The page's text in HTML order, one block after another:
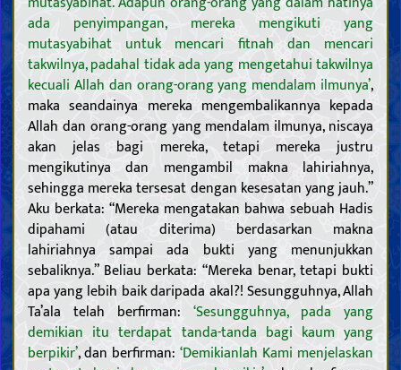
ada penyimpangan, mereka mengikuti yang
mutasyabihat untuk mencari fitnah dan mencari
takwilnya, padahal tidak ada yang mengetahui takwilnya
kecuali Allah dan orang-orang yang mendalam ilmunya’,
maka seandainya mereka mengembalikannya kepada
Allah dan orang-orang yang mendalam ilmunya, niscaya
akan jelas bagi mereka, tetapi mereka justru
mengikutinya dan mengambil makna lahiriahnya,
sehingga mereka tersesat dengan kesesatan yang jauh.”
Aku berkata: “Mereka mengatakan bahwa sebuah Hadis
dipahami (atau diterima) berdasarkan makna
lahiriahnya sampai ada bukti yang menunjukkan
sebaliknya.” Beliau berkata: “Mereka benar, tetapi bukti
apa yang lebih baik daripada akal?! Sesungguhnya, Allah
Ta’ala telah berfirman: ‘Sesungguhnya, pada yang
demikian itu terdapat tanda-tanda bagi kaum yang
berpikir’, dan berfirman: ‘Demikianlah Kami menjelaskan